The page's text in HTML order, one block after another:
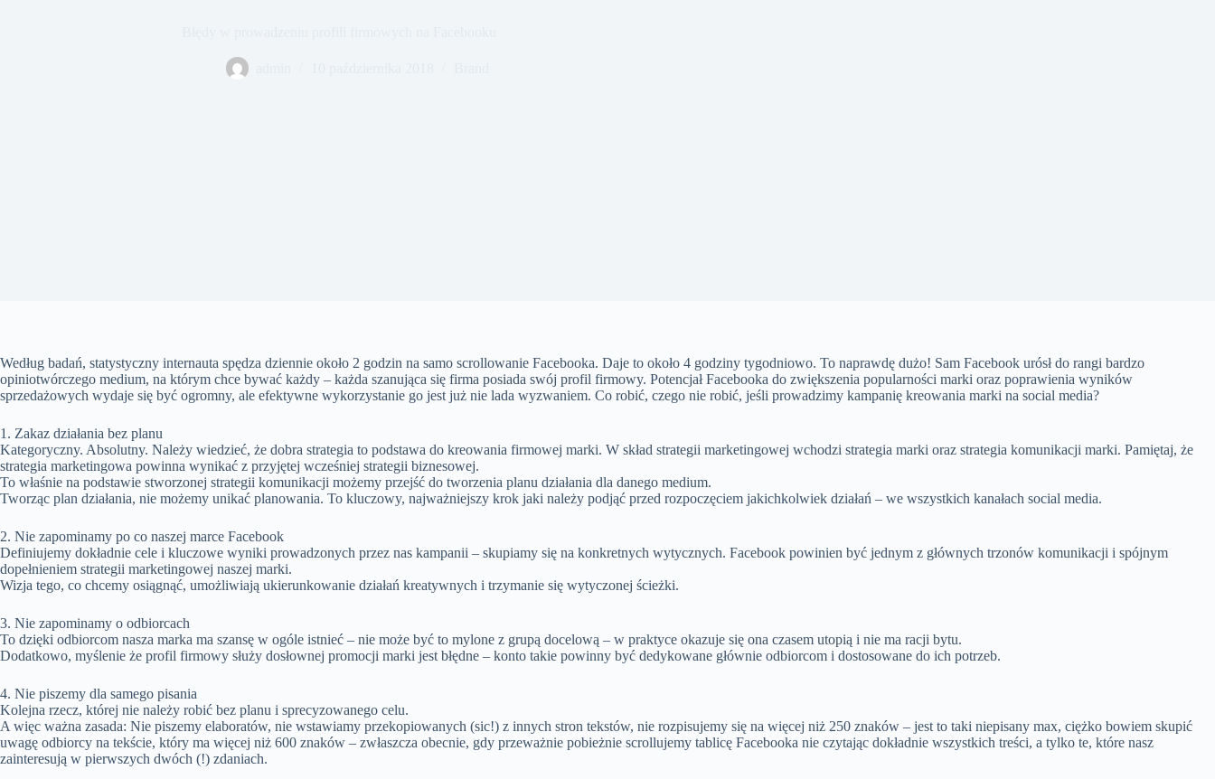
Według badań, statystyczny internauta spędza dziennie około 2 godzin na samo scrollowanie Facebooka. Daje to około 4 godziny tygodniowo. To naprawdę dużo! Sam Facebook urósł do rangi bardzo
opiniotwórczego medium, na którym chce bywać każdy – każda szanująca się firma posiada swój profil firmowy. Potencjał Facebooka do zwiększenia popularności marki oraz poprawienia wyników
sprzedażowych wydaje się być ogromny, ale efektywne wykorzystanie go jest już nie lada wyzwaniem. Co robić, czego nie robić, jeśli prowadzimy kampanię kreowania marki na social media?
1. Zakaz działania bez planu
Kategoryczny. Absolutny. Należy wiedzieć, że dobra strategia to podstawa do kreowania firmowej marki. W skład strategii marketingowej wchodzi strategia marki oraz strategia komunikacji marki. Pamiętaj, że
strategia marketingowa powinna wynikać z przyjętej wcześniej strategii biznesowej.
To właśnie na podstawie stworzonej strategii komunikacji możemy przejść do tworzenia planu działania dla danego medium.
Tworząc plan działania, nie możemy unikać planowania. To kluczowy, najważniejszy krok jaki należy podjąć przed rozpoczęciem jakichkolwiek działań – we wszystkich kanałach social media.
2. Nie zapominamy po co naszej marce Facebook
Definiujemy dokładnie cele i kluczowe wyniki prowadzonych przez nas kampanii – skupiamy się na konkretnych wytycznych. Facebook powinien być jednym z głównych trzonów komunikacji i spójnym
dopełnieniem strategii marketingowej naszej marki.
Wizja tego, co chcemy osiągnąć, umożliwiają ukierunkowanie działań kreatywnych i trzymanie się wytyczonej ścieżki.
3. Nie zapominamy o odbiorcach
To dzięki odbiorcom nasza marka ma szansę w ogóle istnieć – nie może być to mylone z grupą docelową – w praktyce okazuje się ona czasem utopią i nie ma racji bytu.
Dodatkowo, myślenie że profil firmowy służy dosłownej promocji marki jest błędne – konto takie powinny być dedykowane głównie odbiorcom i dostosowane do ich potrzeb.
4. Nie piszemy dla samego pisania
Kolejna rzecz, której nie należy robić bez planu i sprecyzowanego celu.
A więc ważna zasada: Nie piszemy elaboratów, nie wstawiamy przekopiowanych (sic!) z innych stron tekstów, nie rozpisujemy się na więcej niż 250 znaków – jest to taki niepisany max, ciężko bowiem skupić
uwagę odbiorcy na tekście, który ma więcej niż 600 znaków – zwłaszcza obecnie, gdy przeważnie pobieżnie scrollujemy tablicę Facebooka nie czytając dokładnie wszystkich treści, a tylko te, które nasz
zainteresują w pierwszych dwóch (!) zdaniach.